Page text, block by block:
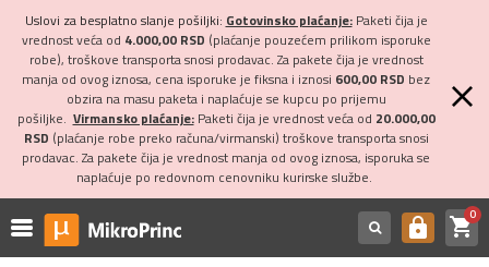
Uslovi za besplatno slanje pošiljki: Gotovinsko plaćanje:Paketi čija je
vrednost veća od 4.000,00 RSD (plaćanje pouzećem prilikom isporuke
robe), troškove transporta snosi prodavac. Za pakete čija je vrednost
manja od ovog iznosa, cena isporuke je fiksna i iznosi 600,00 RSD bez
obzira na masu paketa i naplaćuje se kupcu po prijemu
pošiljke. Virmansko plaćanje:Paketi čija je vrednost veća od 20.000,00
RSD (plaćanje robe preko računa/virmanski) troškove transporta snosi
prodavac. Za pakete čija je vrednost manja od ovog iznosa, isporuka se
naplaćuje po redovnom cenovniku kurirske službe.
https shopping_cart0